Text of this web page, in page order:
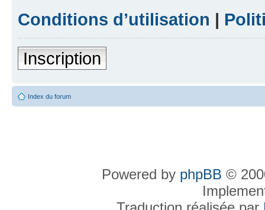
Conditions d’utilisation |
Inscription
Index du forum
Powered by phpBB ©